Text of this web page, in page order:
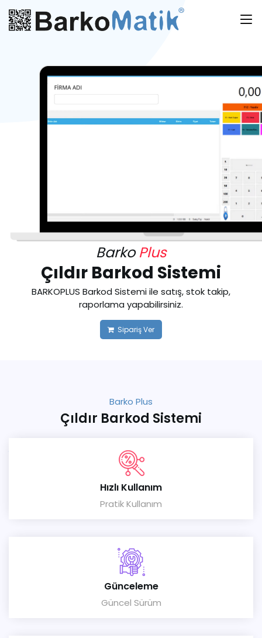
BarkoPlus
Çıldır Barkod Sistemi
BARKOPLUS Barkod Sistemi ile satış, stok takip,
raporlama yapabilirsiniz.
Sipariş Ver
Barko Plus
Çıldır Barkod Sistemi
Hızlı Kullanım
Pratik Kullanım
Günceleme
Güncel Sürüm